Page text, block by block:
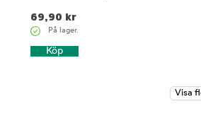
69,90 kr
På lager.
Köp